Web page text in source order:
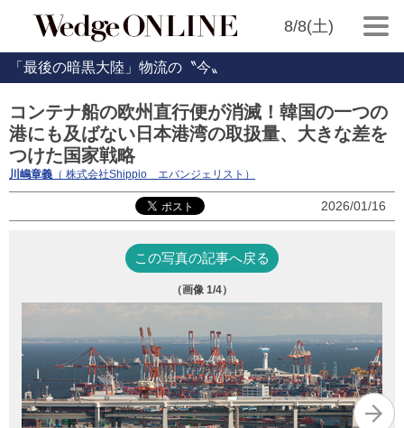
8/8(土)
「最後の暗黒大陸」物流の〝今〟
コンテナ船の欧州直行便が消滅！韓国の一つの
港にも及ばない日本港湾の取扱量、大きな差を
つけた国家戦略
川嶋章義 （ 株式会社Shippio エバンジェリスト）
2026/01/16
この写真の記事へ戻る
（画像 1/4）